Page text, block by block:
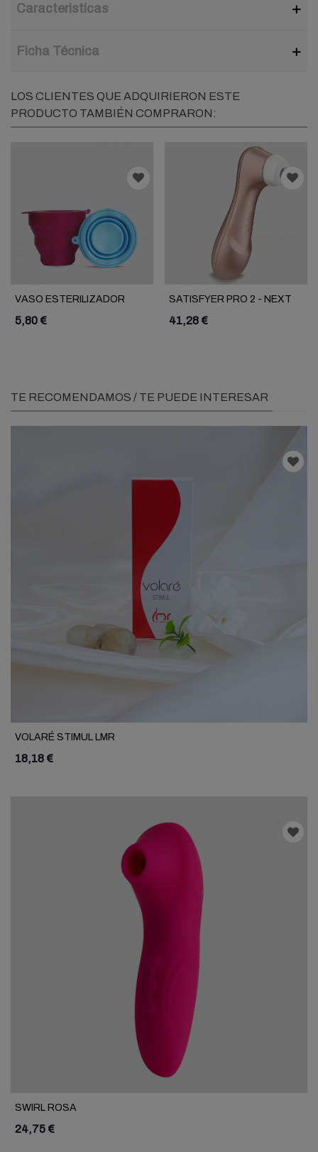
Caracteristicas
Ficha Técnica
LOS CLIENTES QUE ADQUIRIERON ESTE
PRODUCTO TAMBIÉN COMPRARON:
VASO ESTERILIZADOR
COPAS "S" Y "M"
5,80 €
SATISFYER PRO 2 - NEXT
GENERATION
41,28 €
TE RECOMENDAMOS / TE PUEDE INTERESAR
VOLARÉ STIMUL LMR
18,18 €
SWIRL ROSA
24,75 €